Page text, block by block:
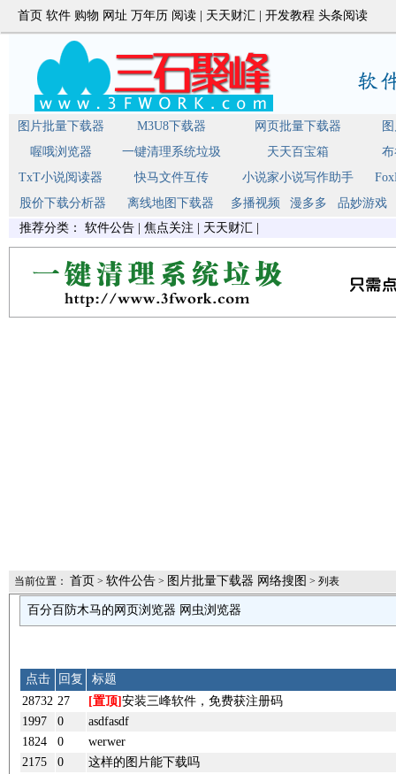
首页 软件 购物 网址 万年历 阅读 天天财汇 开发教程 头条阅读
图片批量下载器 M3U8下载器 网页批量下载器
喔哦浏览器
一键清理系统垃圾 天天百宝箱
TxT小说阅读器
快马文件互传 小说家小说写作助手
股价下载分析器
离线地图下载器 多播视频 漫多多
品妙游戏
推荐分类： 软件公告 焦点关注 天天财汇
当前位置： 首页 > 软件公告 > 图片批量下载器 网络搜图 > 列表
百分百防木马的网页浏览器 网虫浏览器
点击 回复
标题
28732 27 [置顶] 安装三峰软件，免费获注册码
1997
0
asdfasdf
1824
0
werwer
2175
0
这样的图片能下载吗